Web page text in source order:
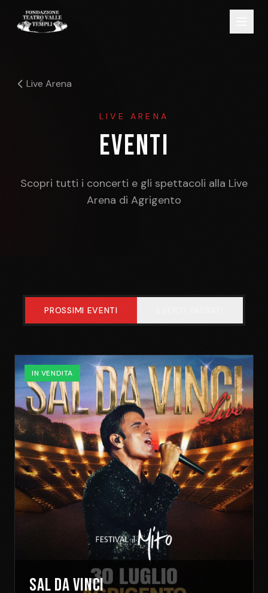
Live Arena
LIVE ARENA
EVENTI
Scopri tutti i concerti e gli spettacoli alla Live
Arena di Agrigento
PROSSIMI EVENTI
IN VENDITA
SAL DA VINCI